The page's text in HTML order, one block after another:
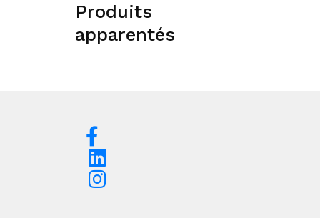
Produits
apparentés